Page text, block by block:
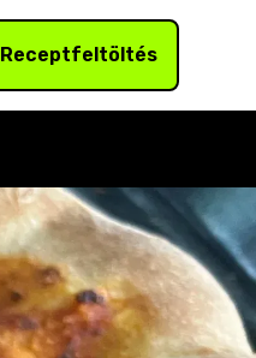
Receptfeltöltés